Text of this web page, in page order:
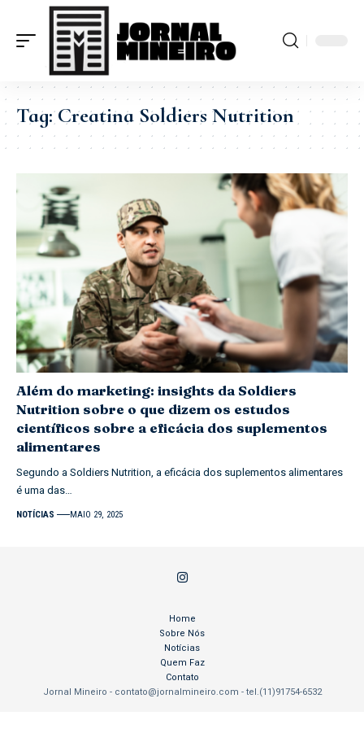
Tag:Creatina Soldiers Nutrition
Além do marketing: insights da Soldiers
Nutrition sobre o que dizem os estudos
científicos sobre a eficácia dos suplementos
alimentares
Segundo a Soldiers Nutrition, a eficácia dos suplementos alimentares
é uma das…
NOTÍCIAS MAIO 29, 2025
Jornal Mineiro - contato@jornalmineiro.com - tel.(11)91754-6532
Home
Sobre Nós
Notícias
Quem Faz
Contato